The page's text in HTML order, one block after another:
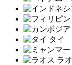
タイ
ラ